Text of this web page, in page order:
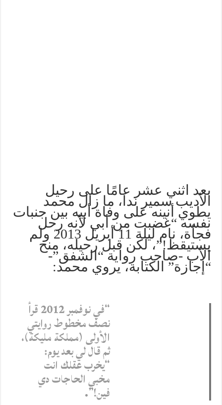
بعد اثني عشر عامًا على رحيل
الأديب سمير ندا، ما زال محمد
يطوي أنينه على وفاة أبيه بين جنبات
نفسه “غضبت من أبي لأنه رحل
فجأة، نام ليلة 11 أبريل 2013 ولم
يستيقظ!”، لكن قبل رحيله، منح
الأب -صاحب رواية “الشفق”-
“إجازة” الكتابة، يروي محمد:
“في نوفمبر 2012 قرأ
نصف مخطوط روايتي
الأولى (مملكة مليكة)،
ثم قال لي بعد يوم:
“يخرب عقلك انت
مخبي الحاجات دي
فين!”.